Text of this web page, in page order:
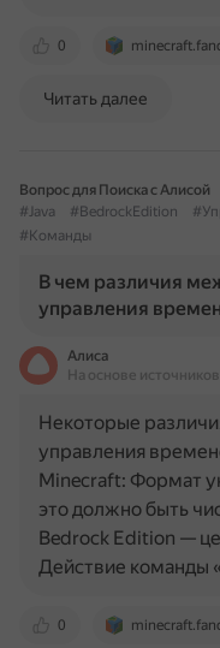
0
Читать далее
Вопрос для Поиска с Алисой
#Java
#BedrockEdition
#Команды
В чем различия
управления
Алиса
На основе
0
Некоторые
управления
Minecraft: Формат
это должно быть
Bedrock Edition —
Действие команды